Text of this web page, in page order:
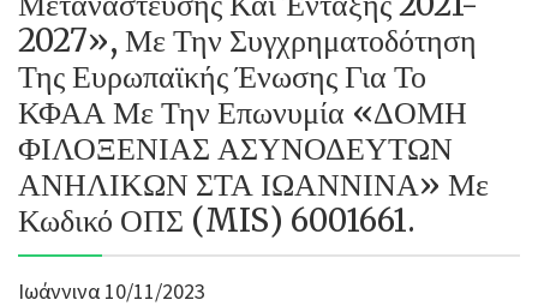
2027», Με Την Συγχρηματοδότηση
Της Ευρωπαϊκής Ένωσης Για Το
ΚΦΑΑ Με Την Επωνυμία «ΔΟΜΗ
ΦΙΛΟΞΕΝΙΑΣ ΑΣΥΝΟΔΕΥΤΩΝ
ΑΝΗΛΙΚΩΝ ΣΤΑ ΙΩΑΝΝΙΝΑ» Με
Κωδικό ΟΠΣ (MIS) 6001661.
Ιωάννινα 10/11/2023